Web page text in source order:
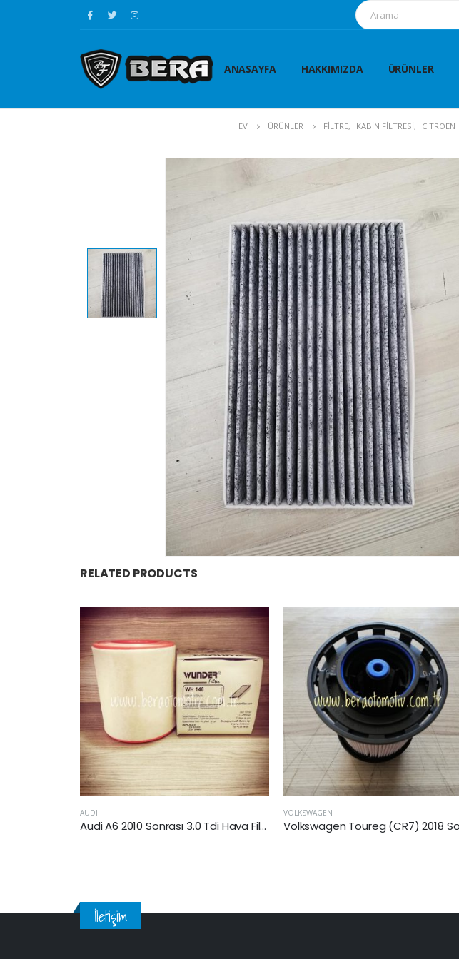
ANASAYFA HAKKIMIZDA ÜRÜNLER
EV ÜRÜNLER FİLTRE, KABİN FİLTRESİ, CITROEN
RELATED PRODUCTS
VOLKSWAGEN
Volkswagen Toureg (CR7) 2018 Sonrası 3.0 TDI 4 Motıon Yakıt Filtresi
CITROEN
C3 III 2016 Sonrası Kabin Filtresi
İletişim